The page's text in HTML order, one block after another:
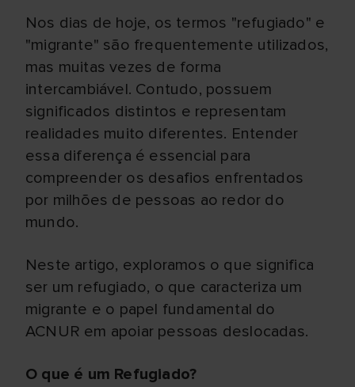
Nos dias de hoje, os termos "refugiado" e
"migrante" são frequentemente utilizados,
mas muitas vezes de forma
intercambiável. Contudo, possuem
significados distintos e representam
realidades muito diferentes. Entender
essa diferença é essencial para
compreender os desafios enfrentados
por milhões de pessoas ao redor do
mundo.
Neste artigo, exploramos o que significa
ser um refugiado, o que caracteriza um
migrante e o papel fundamental do
ACNUR em apoiar pessoas deslocadas.
O que é um Refugiado?